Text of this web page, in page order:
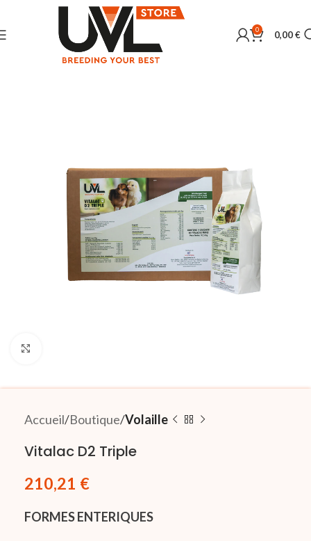
0 0,00€
Accueil Boutique Volaille
Vitalac D2 Triple
210,21 €
FORMES ENTERIQUES